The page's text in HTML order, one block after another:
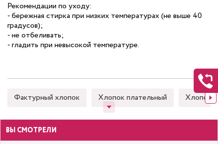
Рекомендации по уходу:
- бережная стирка при низких температурах (не выше 40
градусов);
- не отбеливать;
- гладить при невысокой температуре.
Фактурный хлопок Хлопок плательный Хлопок
ВЫ СМОТРЕЛИ